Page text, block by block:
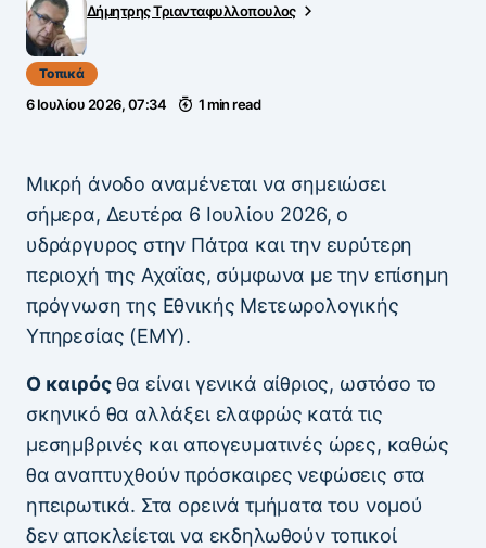
Δήμητρης Τριανταφυλλοπουλος
Τοπικά
6 Ιουλίου 2026, 07:34 1 min read
Μικρή άνοδο αναμένεται να σημειώσει
σήμερα, Δευτέρα 6 Ιουλίου 2026, ο
υδράργυρος στην Πάτρα και την ευρύτερη
περιοχή της Αχαΐας, σύμφωνα με την επίσημη
πρόγνωση της Εθνικής Μετεωρολογικής
Υπηρεσίας (ΕΜΥ).
Ο καιρόςθα είναι γενικά αίθριος, ωστόσο το
σκηνικό θα αλλάξει ελαφρώς κατά τις
μεσημβρινές και απογευματινές ώρες, καθώς
θα αναπτυχθούν πρόσκαιρες νεφώσεις στα
ηπειρωτικά. Στα ορεινά τμήματα του νομού
δεν αποκλείεται να εκδηλωθούν τοπικοί